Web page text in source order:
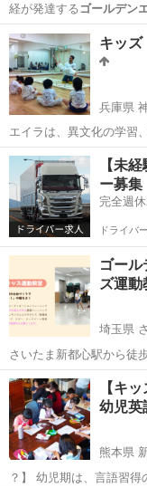
経が発達するゴールデン
ンエイジ期に子ども達…
沖縄 那覇市 お
キッズ
兵庫県
エイラは、異文化の学習
体を育みます。 …
兵庫 神戸市 空
【未
ー募集
完全週
ドライバ
ゴー
ズ運動
埼玉県
さいたま新都心駅から徒
集会室にて運動能力向上
す。 SAQトレーニングやコーディネーショントレーニングを取り入
れ、運動能力を底上げす
埼玉 さいたま市
【キ
幼児英
熊本県
？】 幼児期は、言語習得